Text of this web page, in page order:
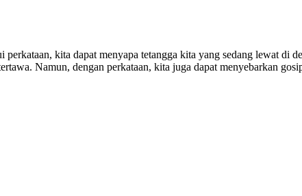
kita dapat menyapa tetangga kita yang sedang lewat di
Namun, dengan perkataan, kita juga dapat menyebarkan